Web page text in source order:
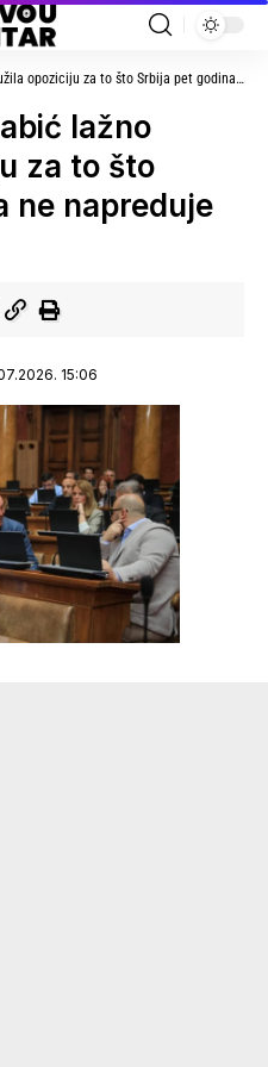
za to što Srbija pet godina ne napreduje ka EU
lažno
za to što
ne napreduje
15:06